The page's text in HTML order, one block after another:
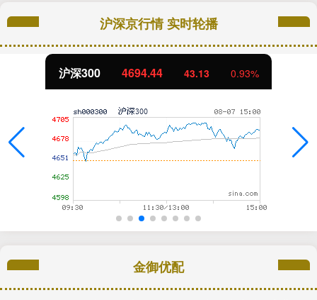
沪深京行情 实时轮播
北证50 1134.24 11.37 1.01%
金御优配